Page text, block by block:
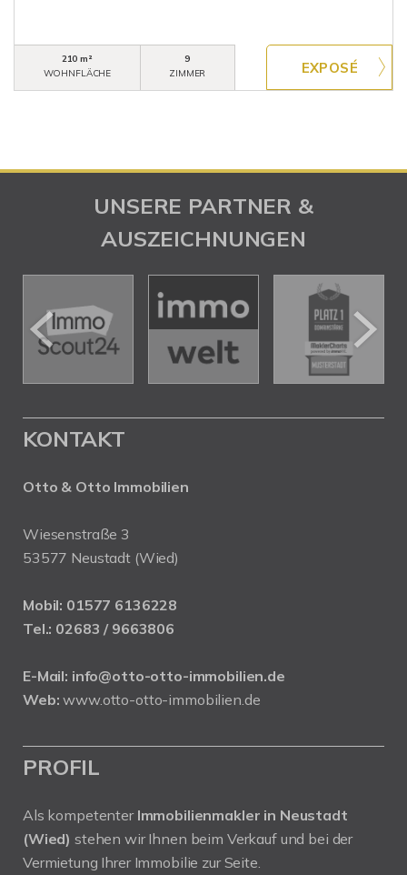
210 m²
WOHNFLÄCHE
9
ZIMMER
UNSERE PARTNER &
AUSZEICHNUNGEN
KONTAKT
Otto & Otto Immobilien
Wiesenstraße 3
53577 Neustadt (Wied)
Mobil: 01577 6136228
Tel.: 02683 / 9663806
E-Mail: info@otto-otto-immobilien.de
Web: www.otto-otto-immobilien.de
PROFIL
Als kompetenter Immobilienmakler in Neustadt
(Wied) stehen wir Ihnen beim Verkauf und bei der
Vermietung Ihrer Immobilie zur Seite.